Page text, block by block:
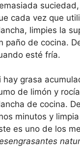
cada vez que
limpies la
paño de cocina.
esté fría.
hay grasa
de limón y
de cocina.
minutos y
es uno de los